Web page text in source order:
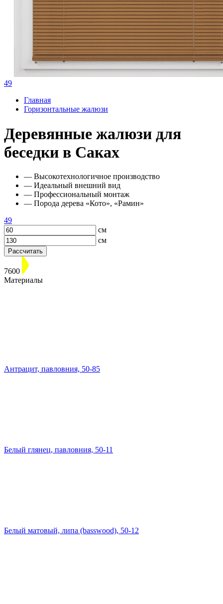
49
Главная
Горизонтальные жалюзи
Деревянные жалюзи для
беседки в Саках
— Высокотехнологичное производство
— Идеальный внешний вид
— Профессиональный монтаж
— Порода дерева «Кото», «Рамин»
49
см
см
Рассчитать
7600
Материалы
Антрацит, павловния, 50-85
Белый глянец, павловния, 50-11
Белый матовый, липа (basswood), 50-12